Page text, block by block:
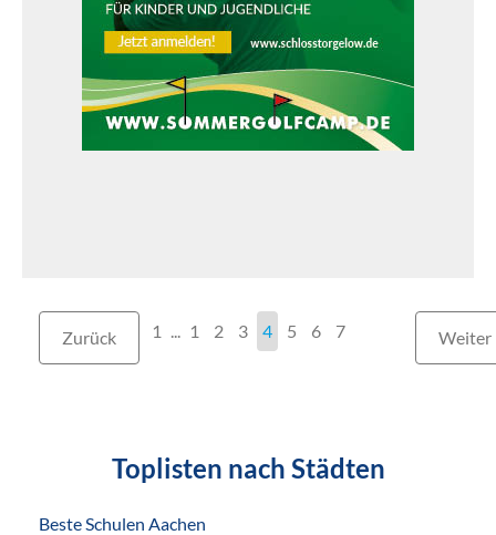
Zurück 1 1 2 3 4 5 6 7 Weiter
Toplisten nach Städten
Beste Schulen Aachen